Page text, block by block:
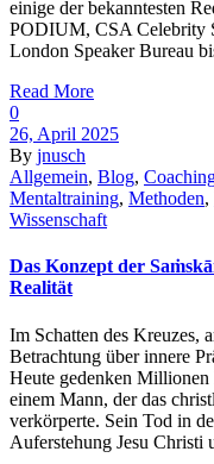
einige der bekanntesten
PODIUM, CSA Celebrity
London Speaker Bureau
Read More
0
26, April 2025
By jnusch
Allgemein, Blog,
Mentaltraining, Methoden,
Wissenschaft
Das Konzept der
Realität
Im Schatten des Kreuzes,
Betrachtung über innere
Heute gedenken Millionen
einem Mann, der das
verkörperte. Sein Tod in
Auferstehung Jesu Christi